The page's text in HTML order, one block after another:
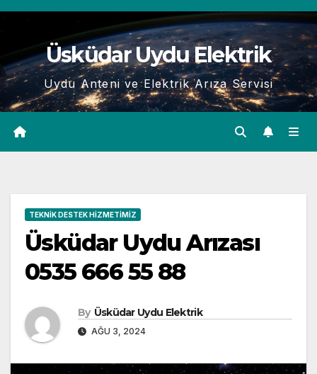
Skip
to
content Üsküdar Uydu Elektrik
Uydu Anteni ve Elektrik Arıza Servisi
TEKNIK DESTEK HIZMETIMIZ
Üsküdar Uydu Arızası
0535 666 55 88
By Üsküdar Uydu Elektrik
AĞU 3, 2024